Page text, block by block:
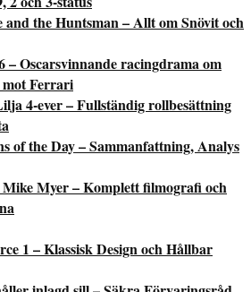
and the Huntsman – Allt om Snövit och
– Oscarsvinnande racingdrama om
mot Ferrari
4-ever – Fullständig rollbesättning
of the Day – Sammanfattning, Analys
Myer – Komplett filmografi och
1 – Klassisk Design och Hållbar